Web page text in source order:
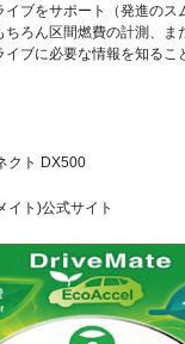
ブをサポート（発進のス
ろん区間燃費の計測、ま
ブに必要な情報を知るこ
クト DX500
イト)公式サイト